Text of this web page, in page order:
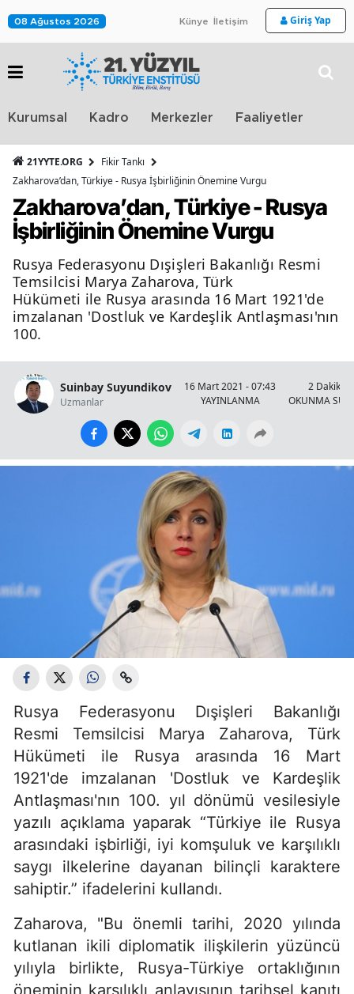
08 Ağustos 2026 Künye İletişim Giriş Yap
Kurumsal Kadro Merkezler Faaliyetler
21YYTE.ORG
Fikir Tankı
Zakharova’dan, Türkiye - Rusya İşbirliğinin Önemine Vurgu
Zakharova’dan, Türkiye - Rusya
İşbirliğinin Önemine Vurgu
Rusya Federasyonu Dışişleri Bakanlığı Resmi
Temsilcisi Marya Zaharova, Türk
Hükümeti ile Rusya arasında 16 Mart 1921'de
imzalanan 'Dostluk ve Kardeşlik Antlaşması'nın
100.
Suinbay Suyundikov
Uzmanlar
16 Mart 2021 - 07:43
YAYINLANMA
2 Dakika
OKUNMA
Rusya Federasyonu Dışişleri Bakanlığı
Resmi Temsilcisi Marya Zaharova, Türk
Hükümeti ile Rusya arasında 16 Mart
1921'de imzalanan 'Dostluk ve Kardeşlik
Antlaşması'nın 100. yıl dönümü vesilesiyle
yazılı açıklama yaparak “Türkiye ile Rusya
arasındaki işbirliği, iyi komşuluk ve karşılıklı
saygı ilkelerine dayanan bilinçli karaktere
sahiptir.” ifadelerini kullandı.
Zaharova, "Bu önemli tarihi, 2020 yılında
kutlanan ikili diplomatik ilişkilerin yüzüncü
yılıyla birlikte, Rusya-Türkiye ortaklığının
öneminin karşılıklı anlayışının tarihsel kanıtı